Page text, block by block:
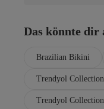
Das könnte dir
Brazilian Bikini
Trendyol
Trendyol